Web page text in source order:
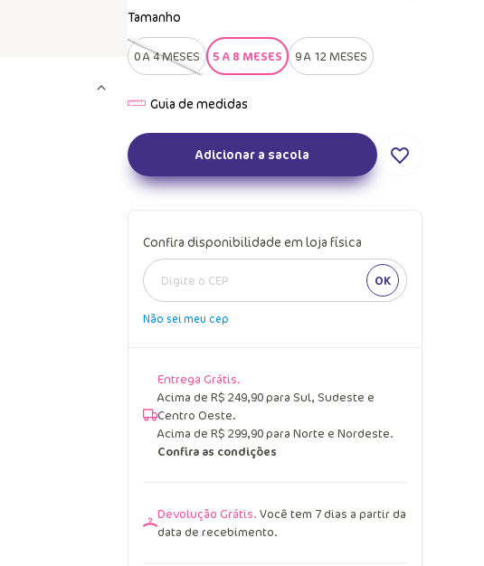
Tamanho
0 A 4 MESES 5 A 8 MESES 9 A 12 MESES
Adicionar a sacola
Confira disponibilidade em loja física
OK
Não sei meu cep
Entrega Grátis.
Acima de R$ 249,90 para Sul, Sudeste e
Centro Oeste.
Acima de R$ 299,90 para Norte e Nordeste.
Confira as condições
Devolução Grátis. Você tem 7 dias a partir da
data de recebimento.